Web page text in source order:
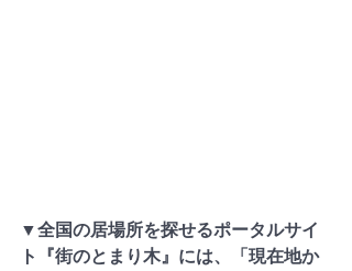
▼全国の居場所を探せるポータルサイ
ト『街のとまり木』には、「現在地か